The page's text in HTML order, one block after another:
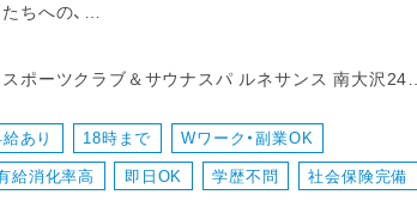
ちへの、
療育）をお任せします。
合える環境です。
運動サポート（1回45分、1日3〜4回担当）
やる気を引き出すお声かけ
具・おもちゃの消毒などの環境整備
ポーツクラブ＆サウナスパ ルネサンス 南大沢24店
あり 18時まで Wワーク・副業OK
給消化率高 即日OK 学歴不問 社会保険完備